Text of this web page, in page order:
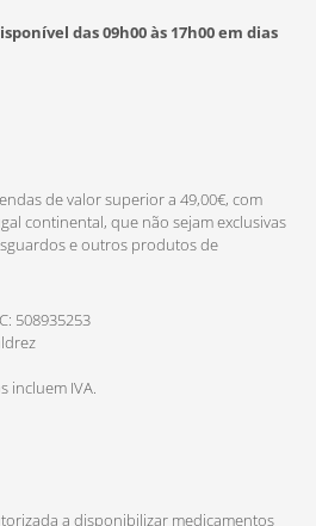
das 09h00 às 17h00 em dias
de valor superior a 49,00€, com
continental, que não sejam exclusivas
e outros produtos de
508935253
incluem IVA.
a disponibilizar medicamentos